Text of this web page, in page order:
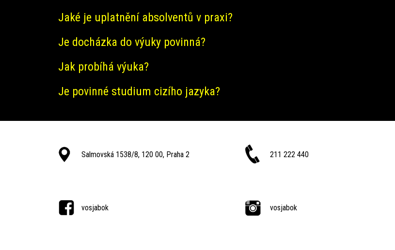
Jaké je uplatnění absolventů v praxi?
Je docházka do výuky povinná?
Jak probíhá výuka?
Je povinné studium cizího jazyka?
Salmovská 1538/8, 120 00, Praha 2 211 222 440
vosjabok vosjabok